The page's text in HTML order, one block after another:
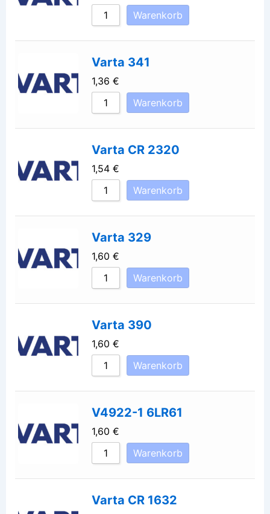
Warenkorb
Varta 341
1,36 €
Warenkorb
Varta CR 2320
1,54 €
Warenkorb
Varta 329
1,60 €
Warenkorb
Varta 390
1,60 €
Warenkorb
V4922-1 6LR61
1,60 €
Warenkorb
Varta CR 1632